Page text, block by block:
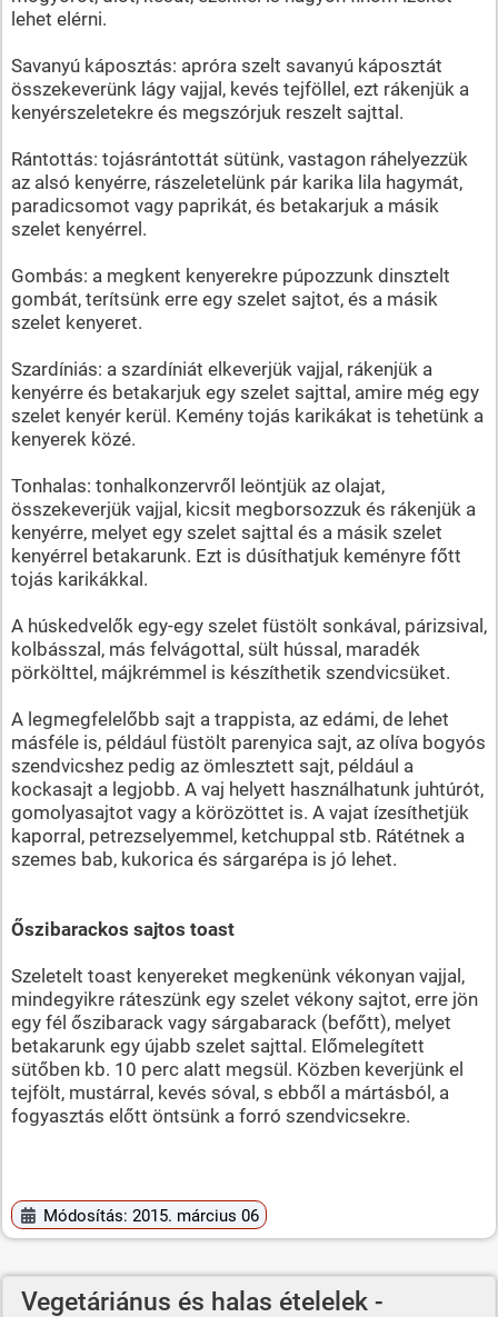
lehet elérni.
Savanyú káposztás: apróra szelt savanyú káposztát
összekeverünk lágy vajjal, kevés tejföllel, ezt rákenjük a
kenyérszeletekre és megszórjuk reszelt sajttal.
Rántottás: tojásrántottát sütünk, vastagon ráhelyezzük
az alsó kenyérre, rászeletelünk pár karika lila hagymát,
paradicsomot vagy paprikát, és betakarjuk a másik
szelet kenyérrel.
Gombás: a megkent kenyerekre púpozzunk dinsztelt
gombát, terítsünk erre egy szelet sajtot, és a másik
szelet kenyeret.
Szardíniás: a szardíniát elkeverjük vajjal, rákenjük a
kenyérre és betakarjuk egy szelet sajttal, amire még egy
szelet kenyér kerül. Kemény tojás karikákat is tehetünk a
kenyerek közé.
Tonhalas: tonhalkonzervről leöntjük az olajat,
összekeverjük vajjal, kicsit megborsozzuk és rákenjük a
kenyérre, melyet egy szelet sajttal és a másik szelet
kenyérrel betakarunk. Ezt is dúsíthatjuk keményre főtt
tojás karikákkal.
A húskedvelők egy-egy szelet füstölt sonkával, párizsival,
kolbásszal, más felvágottal, sült hússal, maradék
pörkölttel, májkrémmel is készíthetik szendvicsüket.
A legmegfelelőbb sajt a trappista, az edámi, de lehet
másféle is, például füstölt parenyica sajt, az olíva bogyós
szendvicshez pedig az ömlesztett sajt, például a
kockasajt a legjobb. A vaj helyett használhatunk juhtúrót,
gomolyasajtot vagy a körözöttet is. A vajat ízesíthetjük
kaporral, petrezselyemmel, ketchuppal stb. Rátétnek a
szemes bab, kukorica és sárgarépa is jó lehet.
Őszibarackos sajtos toast
Szeletelt toast kenyereket megkenünk vékonyan vajjal,
mindegyikre ráteszünk egy szelet vékony sajtot, erre jön
egy fél őszibarack vagy sárgabarack (befőtt), melyet
betakarunk egy újabb szelet sajttal. Előmelegített
sütőben kb. 10 perc alatt megsül. Közben keverjünk el
tejfölt, mustárral, kevés sóval, s ebből a mártásból, a
fogyasztás előtt öntsünk a forró szendvicsekre.
Módosítás: 2015. március 06
Vegetáriánus és halas ételelek -